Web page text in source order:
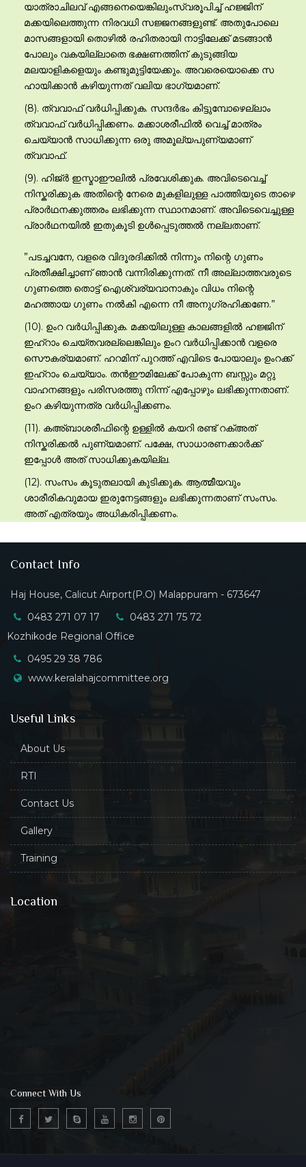
യാത്രാചിലവ് എങ്ങനെയെങ്കിലുംസ്വരൂപിച്ച് ഹജ്ജിന്
മക്കയിലെത്തുന്ന നിരവധി സജ്ജനങ്ങളുണ്ട്. അതുപോലെ
മാസങ്ങളായി തൊഴില്‍ രഹിതരായി നാട്ടിലേക്ക് മടങ്ങാന്‍
പോലും വകയില്ലാതെ ഭക്ഷണത്തിന് കുടുങ്ങിയ
മലയാളികളെയും കണ്ടുമുട്ടിയേക്കും. അവരെയൊക്കെ സ
ഹായിക്കാന്‍ കഴിയുന്നത് വലിയ ഭാഗ്യമാണ്.
(8). ത്വവാഫ് വര്‍ധിപ്പിക്കുക. സന്ദര്‍ഭം കിട്ടുമ്പോഴെല്ലാം
ത്വവാഫ് വര്‍ധിപ്പിക്കണം. മക്കാശരീഫില്‍ വെച്ച് മാത്രം
ചെയ്യാന്‍ സാധിക്കുന്ന ഒരു അമൂല്യപുണ്യമാണ്
ത്വവാഫ്.
(9). ഹിജ്ര്‍ ഇസ്മാഈലില്‍ പ്രവേശിക്കുക. അവിടെവെച്ച്
നിസ്കരിക്കുക അതിന്റെ നേരെ മുകളിലുള്ള പാത്തിയുടെ താഴെ
പ്രാര്‍ഥനക്കുത്തരം ലഭിക്കുന്ന സ്ഥാനമാണ്. അവിടെവെച്ചുള്ള
പ്രാര്‍ഥനയില്‍ ഇതുകൂടി ഉള്‍പ്പെടുത്തല്‍ നല്ലതാണ്.
”പടച്ചവനേ, വളരെ വിദൂരദിക്കില്‍ നിന്നും നിന്റെ ഗുണം
പ്രതീക്ഷിച്ചാണ് ഞാന്‍ വന്നിരിക്കുന്നത്. നീ അല്ലാത്തവരുടെ
ഗുണത്തെ തൊട്ട് ഐശ്വര്യവാനാകും വിധം നിന്റെ
മഹത്തായ ഗുണം നല്‍കി എന്നെ നീ അനുഗ്രഹിക്കണേ.”
(10). ഉംറ വര്‍ധിപ്പിക്കുക. മക്കയിലുള്ള കാലങ്ങളില്‍ ഹജ്ജിന്
ഇഹ്റാം ചെയ്തവരല്ലെങ്കിലും ഉംറ വര്‍ധിപ്പിക്കാന്‍ വളരെ
സൌകര്യമാണ്. ഹറമിന് പുറത്ത് എവിടെ പോയാലും ഉംറക്ക്
ഇഹ്റാം ചെയ്യാം. തന്‍ഈമിലേക്ക് പോകുന്ന ബസ്സും മറ്റു
വാഹനങ്ങളും പരിസരത്തു നിന്ന് എപ്പോഴും ലഭിക്കുന്നതാണ്.
ഉംറ കഴിയുന്നത്ര വര്‍ധിപ്പിക്കണം.
(11). കഅ്ബാശരീഫിന്റെ ഉള്ളില്‍ കയറി രണ്ട് റക്അത്
നിസ്കരിക്കല്‍ പുണ്യമാണ്. പക്ഷേ, സാധാരണക്കാര്‍ക്ക്
ഇപ്പോള്‍ അത് സാധിക്കുകയില്ല.
(12). സംസം കൂടുതലായി കുടിക്കുക. ആത്മീയവും
ശാരീരികവുമായ ഇരുനേട്ടങ്ങളും ലഭിക്കുന്നതാണ് സംസം.
അത് എത്രയും അധികരിപ്പിക്കണം.
Contact Info
Haj House, Calicut Airport(P.O) Malappuram - 673647
0483 271 07 17
0483 271 75 72
Kozhikode Regional Office
0495 29 38 786
www.keralahajcommittee.org
Useful Links
About Us
RTI
Contact Us
Gallery
Training
Location
Connect With Us